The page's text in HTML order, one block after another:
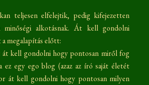
teljesen elfelejtik, pedig kifejezetten
minőségi alkotásnak. Át kell gondolni
megalapítás előtt:
át kell gondolni hogy pontosan miről fog
ez egy ego blog (azaz az író saját életét
át kell gondolni hogy pontosan milyen